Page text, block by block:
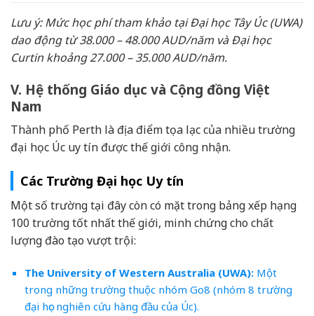
Lưu ý: Mức học phí tham khảo tại Đại học Tây Úc (UWA)
dao động từ 38.000 – 48.000 AUD/năm và Đại học
Curtin khoảng 27.000 – 35.000 AUD/năm.
V. Hệ thống Giáo dục và Cộng đồng Việt
Nam
Thành phố Perth là địa điểm tọa lạc của nhiều trường
đại học Úc uy tín được thế giới công nhận.
Các Trường Đại học Uy tín
Một số trường tại đây còn có mặt trong bảng xếp hạng
100 trường tốt nhất thế giới, minh chứng cho chất
lượng đào tạo vượt trội:
The University of Western Australia (UWA):Một
trong những trường thuộc nhóm Go8 (nhóm 8 trường
đại học nghiên cứu hàng đầu của Úc).